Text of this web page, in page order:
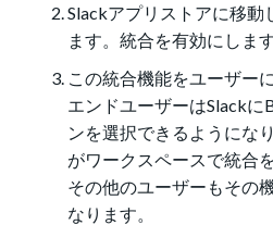
Slackアプリストアに移動
ます。統合を有効にします
この統合機能をユーザー
エンドユーザーはSlackに
ンを選択できるようにな
がワークスペースで統合
その他のユーザーもその
なります。